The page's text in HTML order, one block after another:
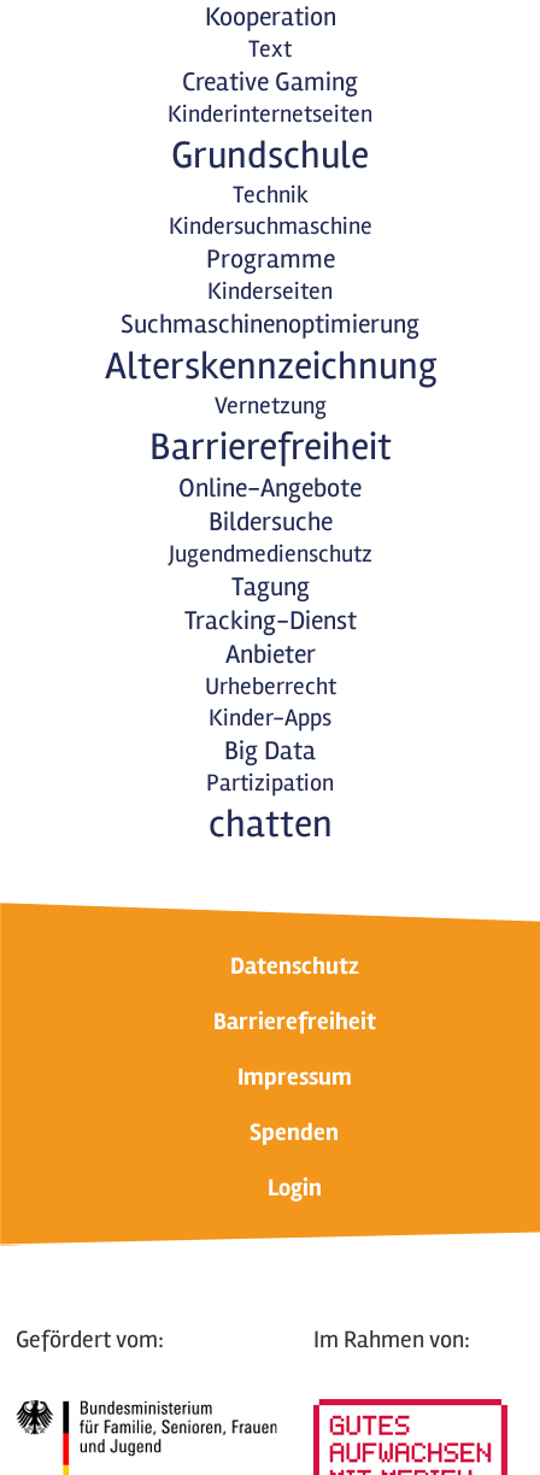
Kooperation
Text
Creative Gaming
Kinderinternetseiten
Grundschule
Technik
Kindersuchmaschine
Programme
Kinderseiten
Suchmaschinenoptimierung
Alterskennzeichnung
Vernetzung
Barrierefreiheit
Online-Angebote
Bildersuche
Jugendmedienschutz
Tagung
Tracking-Dienst
Anbieter
Urheberrecht
Kinder-Apps
Big Data
Partizipation
chatten
Datenschutz
Barrierefreiheit
Impressum
Spenden
Login
Gefördert vom: Im Rahmen von: